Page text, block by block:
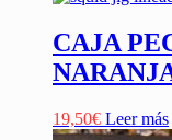
CAJA
19,50€ Leer más